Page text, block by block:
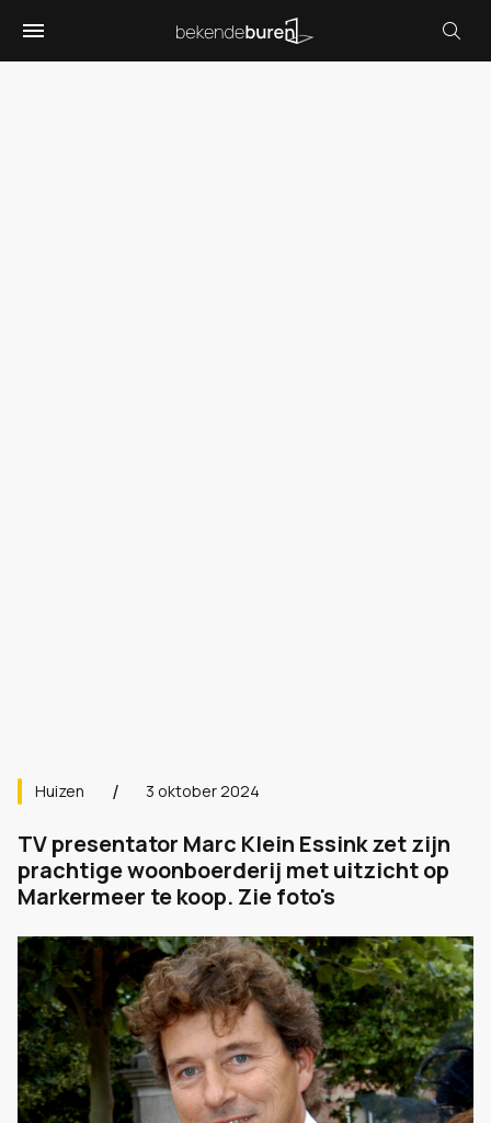
Huizen 3 oktober 2024
TV presentator Marc Klein Essink zet zijn
prachtige woonboerderij met uitzicht op
Markermeer te koop. Zie foto's